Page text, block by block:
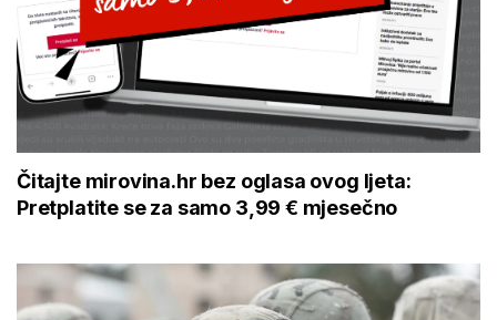
Čitajte mirovina.hr bez oglasa ovog ljeta:
Pretplatite se za samo 3,99 € mjesečno